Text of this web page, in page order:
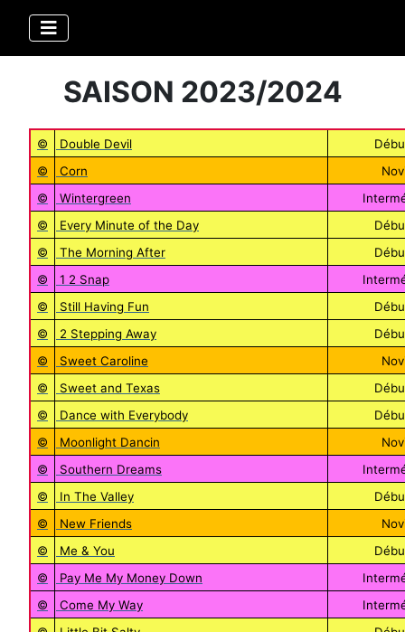
SAISON 2023/2024
© Double Devil
©
Corn
©
Wintergreen
©
Every Minute of the Day
©
The Morning After
©
1 2 Snap
©
Still Having Fun
©
2 Stepping Away
©
Sweet Caroline
©
Sweet and Texas
©
Dance with Everybody
©
Moonlight Dancin
©
Southern Dreams
©
In The Valley
©
New Friends
©
Me & You
©
Pay Me My Money Down
©
Come My Way